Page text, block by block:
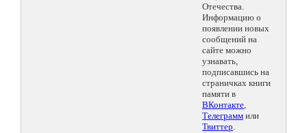
Отечества.
Информацию о
появлении новых
сообщений на
сайте можно
узнавать,
подписавшись на
страничках книги
памяти в
ВКонтакте,
Телеграмм или
Твиттер.